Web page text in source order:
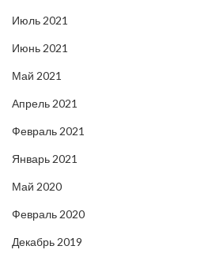
Июль 2021
Июнь 2021
Май 2021
Апрель 2021
Февраль 2021
Январь 2021
Май 2020
Февраль 2020
Декабрь 2019